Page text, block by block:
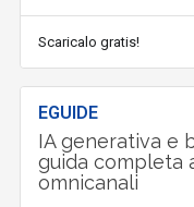
Scaricalo gratis!
EGUIDE
IA generativa e
guida completa
omnicanali